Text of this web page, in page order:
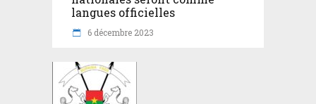
langues officielles
6 décembre 2023